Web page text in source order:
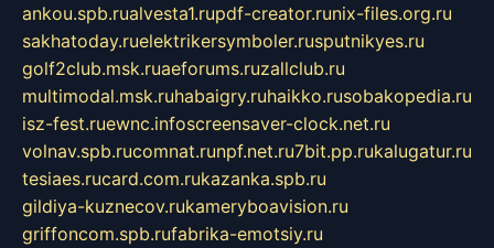
ankou.spb.rualvesta1.rupdf-creator.runix-files.org.ru
sakhatoday.ruelektrikersymboler.rusputnikyes.ru
golf2club.msk.ruaeforums.ruzallclub.ru
multimodal.msk.ruhabaigry.ruhaikko.rusobakopedia.ru
isz-fest.ruewnc.infoscreensaver-clock.net.ru
volnav.spb.rucomnat.runpf.net.ru7bit.pp.rukalugatur.ru
tesiaes.rucard.com.rukazanka.spb.ru
gildiya-kuznecov.rukameryboavision.ru
griffoncom.spb.rufabrika-emotsiy.ru